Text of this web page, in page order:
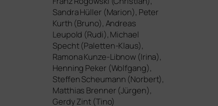
Sandra Hüller (Marion), Peter
Kurth (Bruno), Andreas
Leupold (Rudi), Michael
Specht (Paletten-Klaus),
Ramona Kunze-Libnow (Irina),
Henning Peker (Wolfgang),
Steffen Scheumann (Norbert),
Matthias Brenner (Jürgen),
Gerdy Zint (Tino)